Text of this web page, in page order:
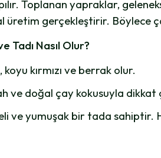
Toplanan yapraklar,
gerçekleştirir. Böylece
Tadı Nasıl Olur?
kırmızı ve berrak olur.
ve doğal çay kokusuyla dikkat
ve yumuşak bir tada sahiptir.